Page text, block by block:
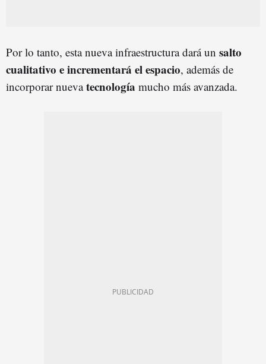
Por lo tanto, esta nueva infraestructura dará un salto
cualitativo e incrementará el espacio, además de
incorporar nuevatecnología mucho más avanzada.